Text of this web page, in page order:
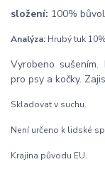
složení: 100%
Analýza: Hrubý tuk
Vyrobeno sušením.
pro psy a kočky.
Skladovat v suchu.
Není určeno k lidské
Krajina původu EU.